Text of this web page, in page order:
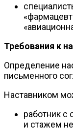
Требования к
Определение
письменного
Наставником
работник с
и стажем